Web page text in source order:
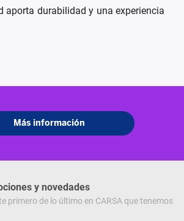
aporta durabilidad y una experiencia
y novedades
primero de lo último en CARSA que tenemos